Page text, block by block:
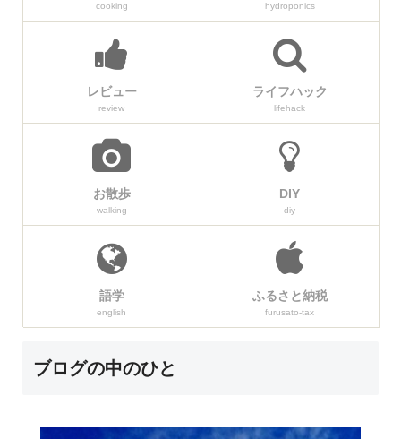
cooking hydroponics
レビュー
review
ライフハック
lifehack
お散歩
walking
DIY
diy
語学
english
ふるさと納税
furusato-tax
ブログの中のひと